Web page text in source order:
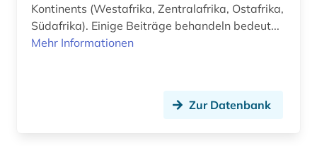
deutsche kolonialgesellschaft (1)
Kontinents (Westafrika, Zentralafrika, Ostafrika,
Südafrika). Einige Beiträge behandeln bedeut...
Mehr Informationen
Zur Datenbank